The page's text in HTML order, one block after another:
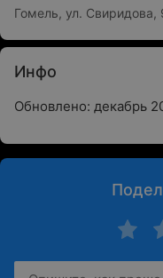
Гомель, ул. Свиридова,
Инфо
Обновлено: декабрь